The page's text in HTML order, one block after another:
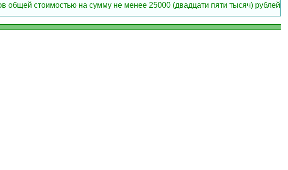
стоимостью на сумму не менее 25000 (двадцати пяти тысяч) рублей